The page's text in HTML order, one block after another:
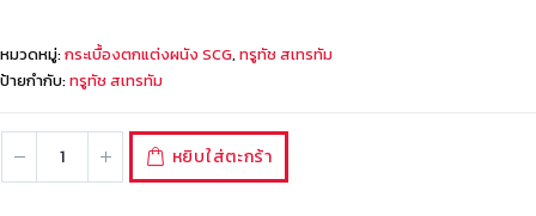
หมวดหมู่:กระเบื้องตกแต่งผนัง SCG, ทรูทัช สเทรทัม
ป้ายกำกับ:ทรูทัช สเทรทัม
หยิบใส่ตะกร้า